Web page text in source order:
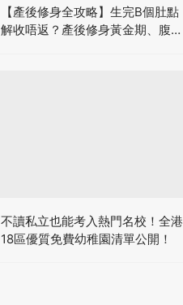
【產後修身全攻略】生完B個肚點
解收唔返？產後修身黃金期、腹直
不讀私立也能考入熱門名校！全港
18區優質免費幼稚園清單公開！